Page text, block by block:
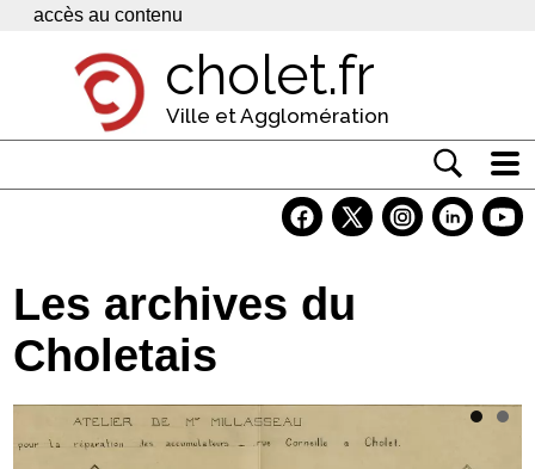
Panneau de gestion des cookies
accès au contenu
cholet.fr
Ville et Agglomération
Economie
Services
Contacts
Les archives du
Choletais